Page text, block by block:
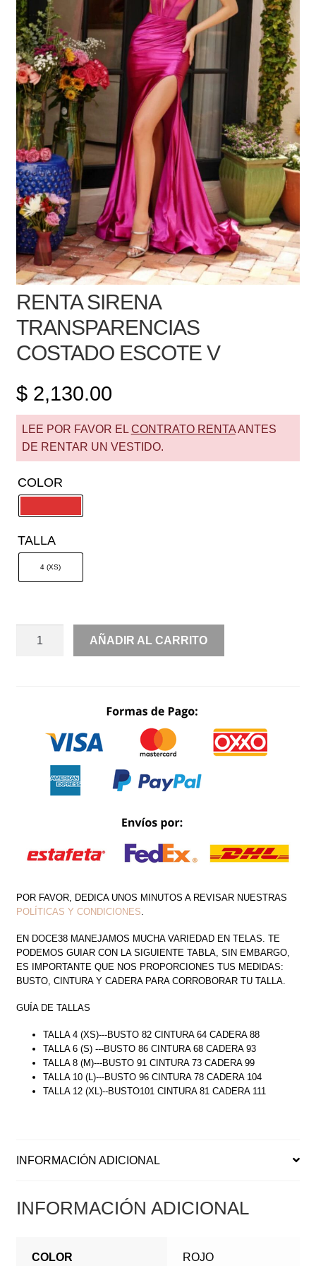
RENTA SIRENA
TRANSPARENCIAS
COSTADO ESCOTE V
$2,130.00
LEE POR FAVOR EL CONTRATO RENTAANTES
DE RENTAR UN VESTIDO.
COLOR
TALLA
4 (XS)
RENTA
CANTIDAD
AÑADIR AL CARRITO
POR FAVOR, DEDICA UNOS MINUTOS A REVISAR NUESTRAS
POLÍTICAS Y CONDICIONES
EN DOCE38 MANEJAMOS MUCHA VARIEDAD EN TELAS. TE
PODEMOS GUIAR CON LA SIGUIENTE TABLA, SIN EMBARGO,
ES IMPORTANTE QUE NOS PROPORCIONES TUS MEDIDAS:
BUSTO, CINTURA Y CADERA PARA CORROBORAR TU TALLA.
GUÍA DE TALLAS
TALLA 4 (XS)---BUSTO 82 CINTURA 64 CADERA 88
TALLA 6 (S) ---BUSTO 86 CINTURA 68 CADERA 93
TALLA 8 (M)---BUSTO 91 CINTURA 73 CADERA 99
TALLA 10 (L)---BUSTO 96 CINTURA 78 CADERA 104
TALLA 12 (XL)--BUSTO101 CINTURA 81 CADERA 111
INFORMACIÓN ADICIONAL
INFORMACIÓN ADICIONAL
COLOR ROJO